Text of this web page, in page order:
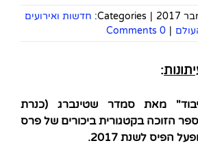
|
Categories: חדשות ואירועים
|
0 Comments
:
מאת סמדר שטינברג (כנרת
הזוכה בקטגורית ביכורים של פרס
הפיס לשנת 2017.